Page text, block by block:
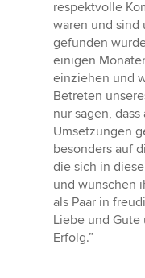
respektvolle
waren und sind
gefunden
einigen
einziehen und
Betreten
nur sagen,
Umsetzungen
besonders auf
die sich in
und wünschen
als Paar in
Liebe und Gute
Erfolg.”